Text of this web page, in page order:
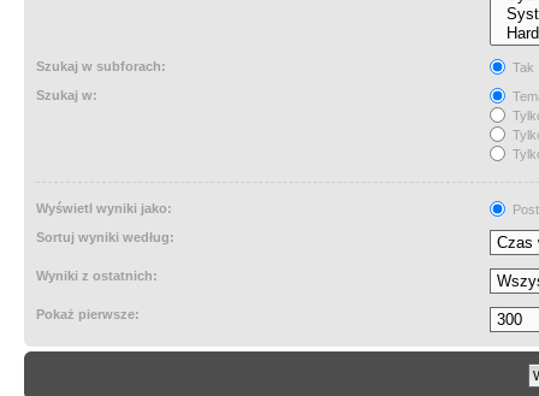
Szukaj w subforach:
Tak
Szukaj w:
Wyświetl wyniki jako:
Sortuj wyniki według:
Wyniki z ostatnich:
Pokaż pierwsze: